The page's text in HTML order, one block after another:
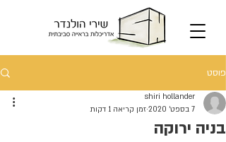
פוסט
בניה ירוקה
shiri hollander
7 בספט׳ 2020
זמן קריאה 1 דקות